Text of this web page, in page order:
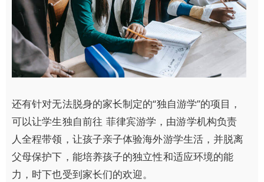
还有针对无法脱身的家长制定的“独自游学”的项目，
可以让学生独自前往 菲律宾游学，由游学机构负责
人全程带领，让孩子亲子体验海外游学生活，并脱离
父母保护下，能培养孩子的独立性和适应环境的能
力，时下也受到家长们的欢迎。